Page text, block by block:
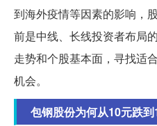
到海外疫情等因素的影响，
前是中线、长线投资者布局
走势和个股基本面，寻找适
机会。
包钢股份为何从10元跌